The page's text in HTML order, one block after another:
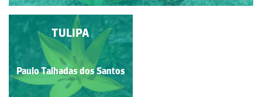
TROMBETA-DO-
DIABO
Paulo Talhadas dos Santos
TULIPA
Paulo Talhadas dos Santos